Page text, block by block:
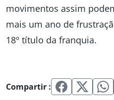
movimentos assim
mais um ano de
18º título da franquia.
Compartir :